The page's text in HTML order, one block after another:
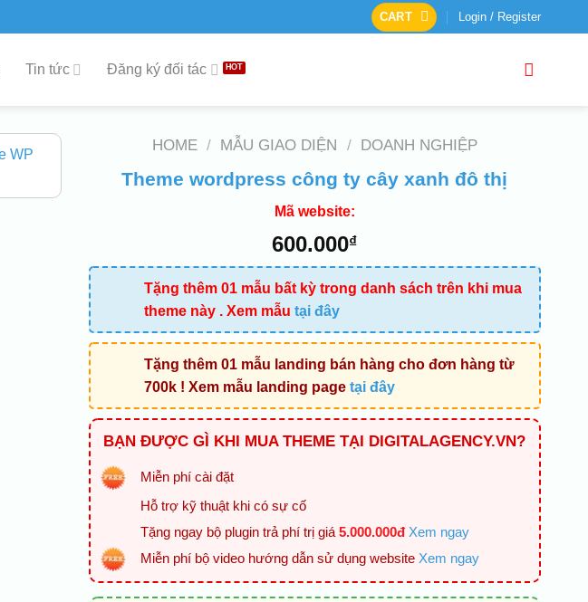
CART Login / Register
Tin tức Đăng ký đối tác
HOME / MẪU GIAO DIỆN / DOANH NGHIỆP
Theme wordpress công ty cây xanh đô thị
Mã website:
600.000₫
Tặng thêm 01 mẫu bất kỳ trong danh sách trên khi mua
theme này . Xem mẫu tại đây
Tặng thêm 01 mẫu landing bán hàng cho đơn hàng từ
700k ! Xem mẫu landing page tại đây
BẠN ĐƯỢC GÌ KHI MUA THEME TẠI DIGITALAGENCY.VN?
Miễn phí cài đặt
Hỗ trợ kỹ thuật khi có sự cố
Tặng ngay bộ plugin trả phí trị giá 5.000.000đ Xem ngay
Miễn phí bộ video hướng dẫn sử dụng website Xem ngay